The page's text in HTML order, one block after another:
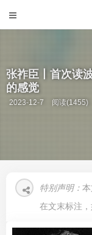
张祚臣丨首次读
的感觉
2023-12-7 阅读(1455)
特别声明：
在文末标注，